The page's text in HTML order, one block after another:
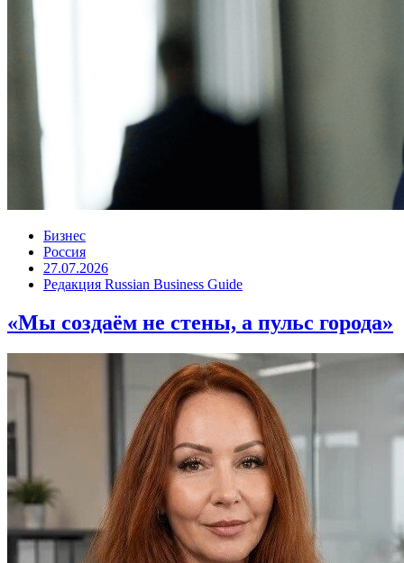
Бизнес
Россия
27.07.2026
Редакция Russian Business Guide
«Мы создаём не стены, а пульс города»